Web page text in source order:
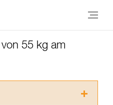
55 kg am